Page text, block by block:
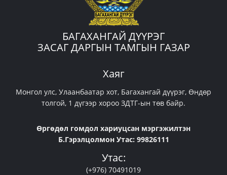
БАГАХАНГАЙ ДҮҮРЭГ
ЗАСАГ ДАРГЫН ТАМГЫН ГАЗАР
Хаяг
Монгол улс, Улаанбаатар хот, Багахангай дүүрэг, Өндөр
толгой, 1 дүгээр хороо ЗДТГ-ын төв байр.
Өргөдөл гомдол хариуцсан мэргэжилтэн
Б.Гэрэлцолмон Утас: 99826111
Утас:
(+976) 70491019